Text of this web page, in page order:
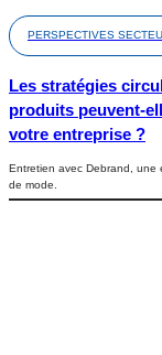
PERSPECTIVES
Les stratégies
produits peuvent-
votre entreprise ?
Entretien avec Debrand, une
de mode.